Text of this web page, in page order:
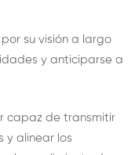
su visión a largo
y anticiparse a
capaz de transmitir
y alinear los